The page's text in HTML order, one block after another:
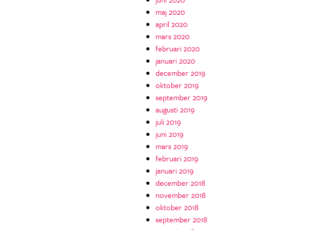
maj 2020
april 2020
mars 2020
februari 2020
januari 2020
december 2019
oktober 2019
september 2019
augusti 2019
juli 2019
juni 2019
mars 2019
februari 2019
januari 2019
december 2018
november 2018
oktober 2018
september 2018